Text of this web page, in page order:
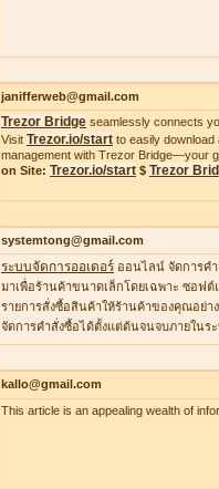
janifferweb@gmail.com
Trezor Bridge seamlessly connects
Visit Trezor.io/start to easily
management with Trezor Bridge—your
on Site: Trezor.io/start $ Trezor
systemtong@gmail.com
ระบบจัดการออเดอร์ ออนไลน์ จัดการค
มาเพื่อร้านค้าขนาดเล็กโดยเฉพาะ ซอฟต์
รายการสั่งซื้อสินค้าให้ร้านค้าของคุณอย่
จัดการคำสั่งซื้อได้ตั้งแต่ต้นจนจบภายในระ
kallo@gmail.com
This article is an appealing wealth of